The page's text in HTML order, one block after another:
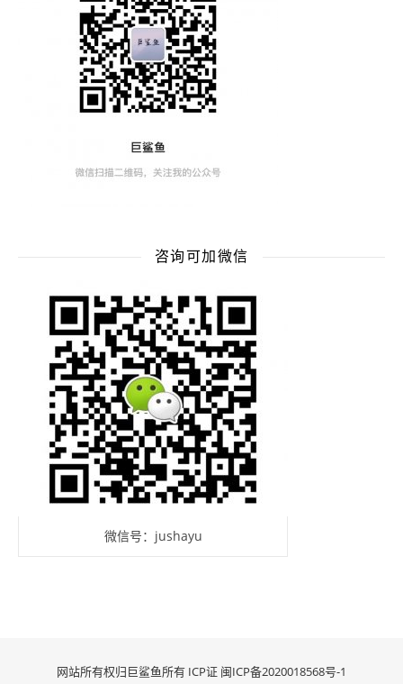
咨询可加微信
微信号：jushayu
网站所有权归巨鲨鱼所有 ICP证 闽ICP备2020018568号-1